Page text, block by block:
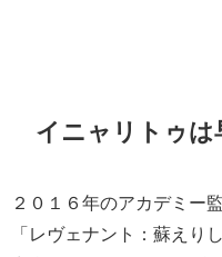
イニャリトゥは
２０１６年のアカデミー
「レヴェナント：蘇えり